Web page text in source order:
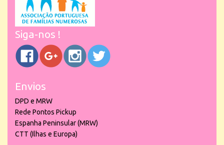
Siga-nos !
Envios
DPD e MRW
Rede Pontos Pickup
Espanha Peninsular (MRW)
CTT (Ilhas e Europa)